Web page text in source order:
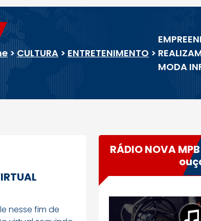
> CULTURA > ENTRETENIMENTO >
MODA
nesse fim de
RÁDIO NOVA